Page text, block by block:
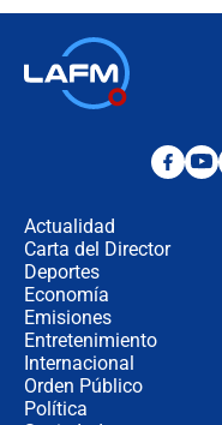
Actualidad
Carta del Director
Deportes
Economía
Emisiones
Entretenimiento
Internacional
Orden Público
Política